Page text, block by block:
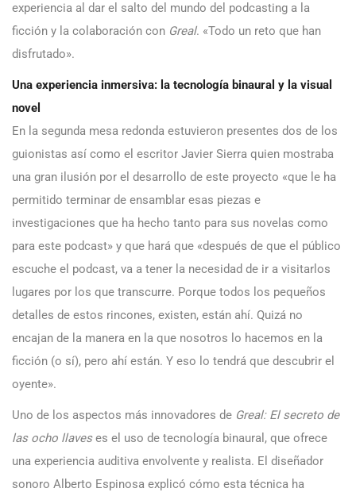
experiencia al dar el salto del mundo del podcasting a la
ficción y la colaboración con Greal. «Todo un reto que han
disfrutado».
Una experiencia inmersiva: la tecnología binaural y la visual
novel
En la segunda mesa redonda estuvieron presentes dos de los
guionistas así como el escritor Javier Sierra quien mostraba
una gran ilusión por el desarrollo de este proyecto «que le ha
permitido terminar de ensamblar esas piezas e
investigaciones que ha hecho tanto para sus novelas como
para este podcast» y que hará que «después de que el público
escuche el podcast, va a tener la necesidad de ir a visitarlos
lugares por los que transcurre. Porque todos los pequeños
detalles de estos rincones, existen, están ahí. Quizá no
encajan de la manera en la que nosotros lo hacemos en la
ficción (o sí), pero ahí están. Y eso lo tendrá que descubrir el
oyente».
Uno de los aspectos más innovadores de Greal: El secreto de
las ocho llaveses el uso de tecnología binaural, que ofrece
una experiencia auditiva envolvente y realista. El diseñador
sonoro Alberto Espinosa explicó cómo esta técnica ha